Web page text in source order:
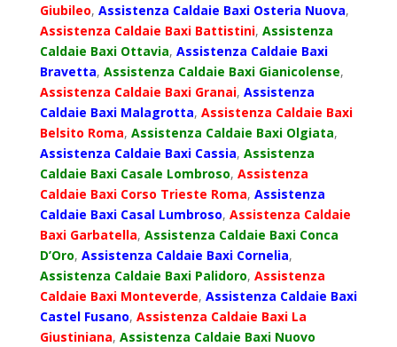
Giubileo, Assistenza Caldaie Baxi Osteria Nuova,
Assistenza Caldaie Baxi Battistini, Assistenza
Caldaie Baxi Ottavia, Assistenza Caldaie Baxi
Bravetta, Assistenza Caldaie Baxi Gianicolense,
Assistenza Caldaie Baxi Granai, Assistenza
Caldaie Baxi Malagrotta, Assistenza Caldaie Baxi
Belsito Roma, Assistenza Caldaie Baxi Olgiata,
Assistenza Caldaie Baxi Cassia, Assistenza
Caldaie Baxi Casale Lombroso, Assistenza
Caldaie Baxi Corso Trieste Roma, Assistenza
Caldaie Baxi Casal Lumbroso, Assistenza Caldaie
Baxi Garbatella, Assistenza Caldaie Baxi Conca
D’Oro, Assistenza Caldaie Baxi Cornelia,
Assistenza Caldaie Baxi Palidoro, Assistenza
Caldaie Baxi Monteverde, Assistenza Caldaie Baxi
Castel Fusano, Assistenza Caldaie Baxi La
Giustiniana, Assistenza Caldaie Baxi Nuovo